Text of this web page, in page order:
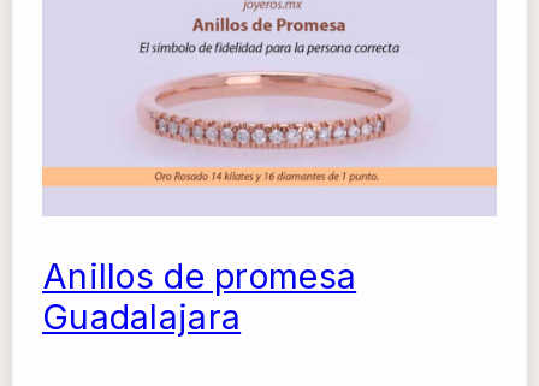
Anillos de promesa
Guadalajara